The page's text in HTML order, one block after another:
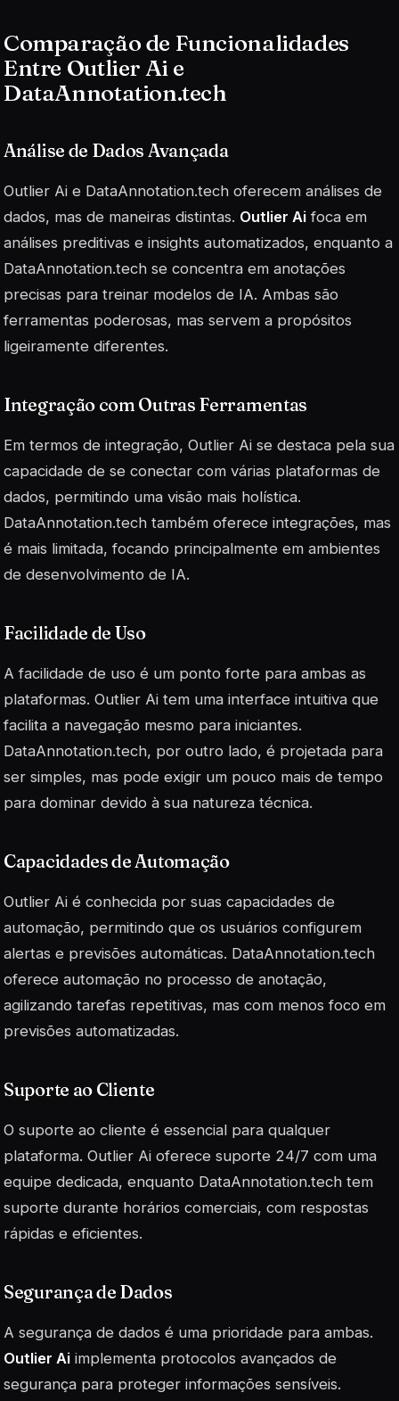
Comparação de Funcionalidades
Entre Outlier Ai e
DataAnnotation.tech
Análise de Dados Avançada
Outlier Ai e DataAnnotation.tech oferecem análises de
dados, mas de maneiras distintas. Outlier Ai foca em
análises preditivas e insights automatizados, enquanto a
DataAnnotation.tech se concentra em anotações
precisas para treinar modelos de IA. Ambas são
ferramentas poderosas, mas servem a propósitos
ligeiramente diferentes.
Integração com Outras Ferramentas
Em termos de integração, Outlier Ai se destaca pela sua
capacidade de se conectar com várias plataformas de
dados, permitindo uma visão mais holística.
DataAnnotation.tech também oferece integrações, mas
é mais limitada, focando principalmente em ambientes
de desenvolvimento de IA.
Facilidade de Uso
A facilidade de uso é um ponto forte para ambas as
plataformas. Outlier Ai tem uma interface intuitiva que
facilita a navegação mesmo para iniciantes.
DataAnnotation.tech, por outro lado, é projetada para
ser simples, mas pode exigir um pouco mais de tempo
para dominar devido à sua natureza técnica.
Capacidades de Automação
Outlier Ai é conhecida por suas capacidades de
automação, permitindo que os usuários configurem
alertas e previsões automáticas. DataAnnotation.tech
oferece automação no processo de anotação,
agilizando tarefas repetitivas, mas com menos foco em
previsões automatizadas.
Suporte ao Cliente
O suporte ao cliente é essencial para qualquer
plataforma. Outlier Ai oferece suporte 24/7 com uma
equipe dedicada, enquanto DataAnnotation.tech tem
suporte durante horários comerciais, com respostas
rápidas e eficientes.
Segurança de Dados
A segurança de dados é uma prioridade para ambas.
Outlier Ai implementa protocolos avançados de
segurança para proteger informações sensíveis.